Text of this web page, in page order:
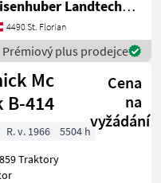
gefertigt
sich durch
Eisenhuber Landtechnik GmbH
4490 St. Florian
Prémiový plus prodejce
Mc
B-414
Cena
na
vyžádání
R. v. 1966
5504 h